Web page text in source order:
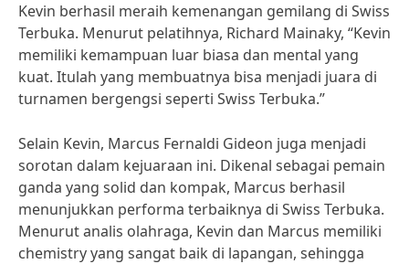
Kevin berhasil meraih kemenangan gemilang di Swiss
Terbuka. Menurut pelatihnya, Richard Mainaky, “Kevin
memiliki kemampuan luar biasa dan mental yang
kuat. Itulah yang membuatnya bisa menjadi juara di
turnamen bergengsi seperti Swiss Terbuka.”
Selain Kevin, Marcus Fernaldi Gideon juga menjadi
sorotan dalam kejuaraan ini. Dikenal sebagai pemain
ganda yang solid dan kompak, Marcus berhasil
menunjukkan performa terbaiknya di Swiss Terbuka.
Menurut analis olahraga, Kevin dan Marcus memiliki
chemistry yang sangat baik di lapangan, sehingga